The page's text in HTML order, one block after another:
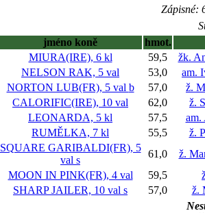
Zápisné:
jméno koně
hmot.
MIURA(IRE), 6 kl 59,5
žk.
NELSON RAK, 5 val 53,0
am.
NORTON LUB(FR), 5 val b 57,0
ž.
CALORIFIC(IRE), 10 val 62,0
ž.
LEONARDA, 5 kl 57,5
am.
RUMĚLKA, 7 kl 55,5
ž.
SQUARE GARIBALDI(FR), 5
val s
61,0
ž.
MOON IN PINK(FR), 4 val 59,5
SHARP JAILER, 10 val s 57,0
ž.